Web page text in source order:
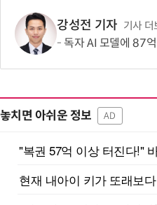
강성전 기자 기사 더
독자 AI 모델에 87억 규모 '교재'
놓치면 아쉬운 정보 AD